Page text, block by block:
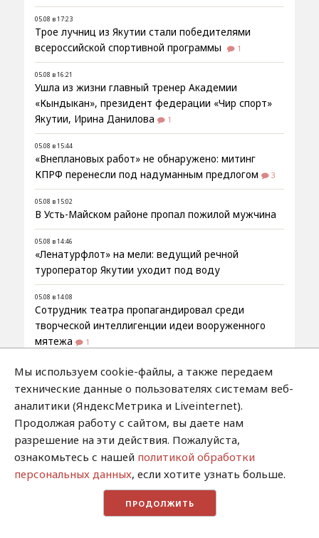
05.08 в 17:23
Трое лучниц из Якутии стали победителями
всероссийской спортивной программы
1
05.08 в 16:21
Ушла из жизни главный тренер Академии
«Кындыкан», президент федерации «Чир спорт»
Якутии, Ирина Данилова
1
05.08 в 15:44
«Внеплановых работ» не обнаружено: митинг
КПРФ перенесли под надуманным предлогом
3
05.08 в 15:02
В Усть-Майском районе пропал пожилой мужчина
05.08 в 14:46
«Ленатурфлот» на мели: ведущий речной
туроператор Якутии уходит под воду
05.08 в 14:08
Сотрудник театра пропагандировал среди
творческой интеллигенции идеи вооруженного
мятежа
1
05.08 в 13:30
Саргылана Степанова назначена начальником
Департамента ЖКХ и энергетики
05.08 в 12:51
Кремлёвские сигналы: о чём говорит встреча
Путина с Маринычевым
7
05.08 в 12:29
Андрею Борисову присвоено звание Героя Труда
Мы используем cookie-файлы, а также передаем
технические данные о пользователях системам веб-
аналитики (ЯндексМетрика и Liveinternet).
Продолжая работу с сайтом, вы даете нам
разрешение на эти действия. Пожалуйста,
ознакомьтесь с нашей политикой обработки
персональных данных, если хотите узнать больше.
ПРОДОЛЖИТЬ